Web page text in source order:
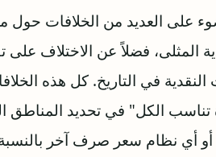
على العديد من الخلافات حول
المثلى، فضلاً عن الاختلاف على
النقدية في التاريخ. كل هذه
الكل" في تحديد المناطق
أو أي نظام سعر صرف آخر بالنسبة